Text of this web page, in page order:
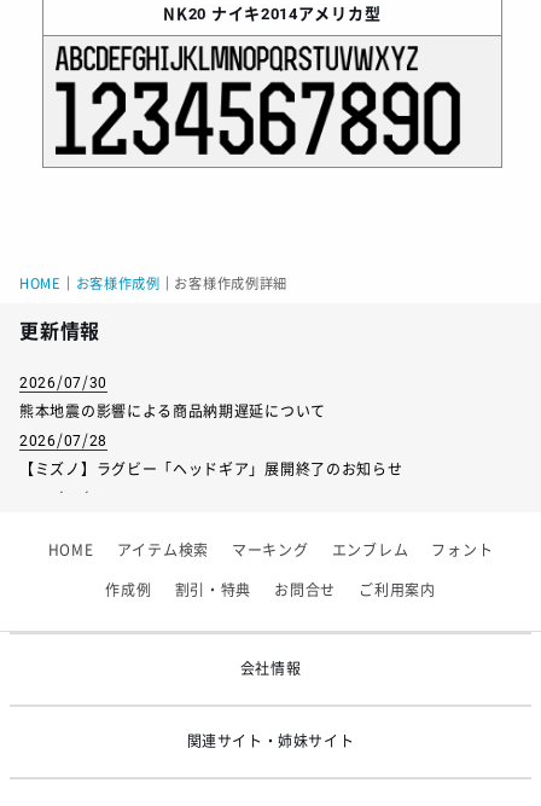
NK20 ナイキ2014アメリカ型
HOME お客様作成例 お客様作成例詳細
更新情報
2026/07/30
熊本地震の影響による商品納期遅延について
2026/07/28
【ミズノ】ラグビー「ヘッドギア」展開終了のお知らせ
2026/06/09
【アシックス】一部商品「生地の在庫限り」廃盤のお知らせ
HOME アイテム検索 マーキング エンブレム フォント
作成例 割引・特典 お問合せ ご利用案内
会社情報
関連サイト・姉妹サイト